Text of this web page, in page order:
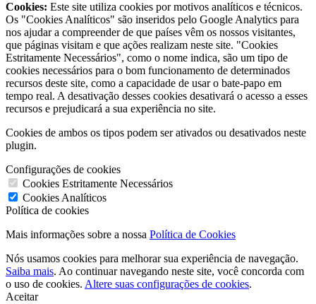
Cookies: Este site utiliza cookies por motivos analíticos e técnicos.
Os "Cookies Analíticos" são inseridos pelo Google Analytics para
nos ajudar a compreender de que países vêm os nossos visitantes,
que páginas visitam e que ações realizam neste site. "Cookies
Estritamente Necessários", como o nome indica, são um tipo de
cookies necessários para o bom funcionamento de determinados
recursos deste site, como a capacidade de usar o bate-papo em
tempo real. A desativação desses cookies desativará o acesso a esses
recursos e prejudicará a sua experiência no site.
Cookies de ambos os tipos podem ser ativados ou desativados neste
plugin.
Configurações de cookies
Cookies Estritamente Necessários
Cookies Analíticos
Política de cookies
Mais informações sobre a nossa Política de Cookies
Nós usamos cookies para melhorar sua experiência de navegação.
Saiba mais. Ao continuar navegando neste site, você concorda com
o uso de cookies. Altere suas configurações de cookies.
Aceitar